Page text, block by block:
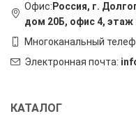
Офис: Россия, г.
дом 20Б, офис 4, этаж
Многоканальный
Электронная почта:
КАТАЛОГ